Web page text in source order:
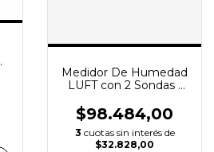
Medidor De Humedad
LUFT con 2 Sondas -
Cartón y más
$98.484,00
3 cuotas sin interés de
$32.828,00